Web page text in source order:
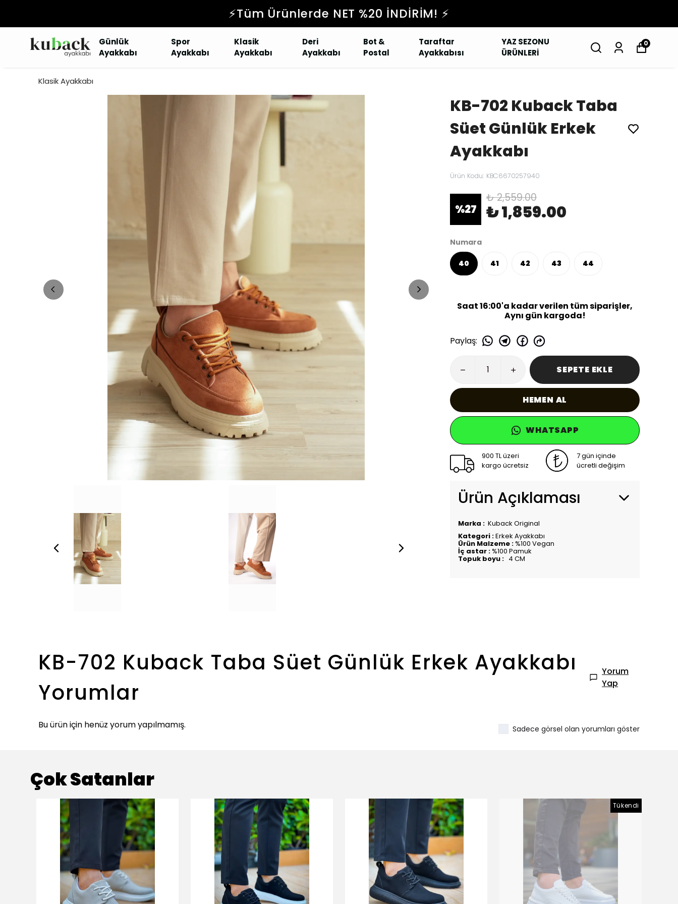
⚡️Tüm Ürünlerde NET %20 İNDİRİM! ⚡️
Günlük
Ayakkabı
Spor
Ayakkabı
Klasik
Ayakkabı
Deri
Ayakkabı
Bot &
Postal
Taraftar
Ayakkabısı
YAZ SEZONU
ÜRÜNLERİ
0
Klasik Ayakkabı
KB-702 Kuback Taba
Süet Günlük Erkek
Ayakkabı
Ürün Kodu: KBC6670257940
%27
₺ 2,559.00
₺ 1,859.00
Numara
40 41 42 43 44
Saat 16:00'a kadar verilen tüm siparişler,
Aynı gün kargoda!
Paylaş:
SEPETE EKLE
HEMEN AL
WHATSAPP
900 TL üzeri
kargo ücretsiz
7 gün içinde
ücretli değişim
Ürün Açıklaması
Marka : Kuback Original
Kategori :Erkek Ayakkabı
Ürün Malzeme :%100 Vegan
İç astar :%100 Pamuk
Topuk boyu : 4 CM
KB-702 Kuback Taba Süet Günlük Erkek Ayakkabı
Yorumlar
Yorum
Yap
Bu ürün için henüz yorum yapılmamış. Sadece görsel olan yorumları göster
Çok Satanlar
Tükendi